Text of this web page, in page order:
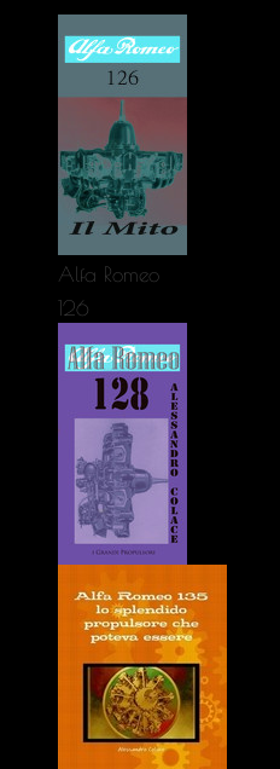
Alfa Romeo
126